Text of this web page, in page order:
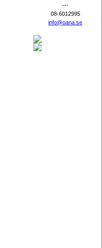
---
08-6012995
info@oana.se